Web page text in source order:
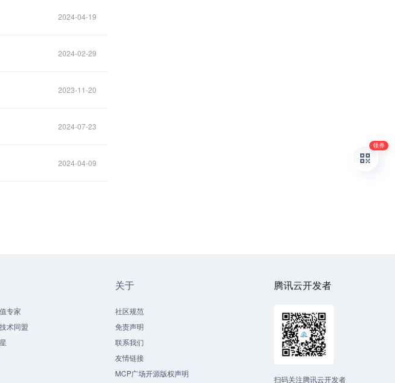
2024-04-19
2024-02-29
2023-11-20
2024-07-23
2024-04-09
专家
术同盟
关于
社区规范
免责声明
联系我们
友情链接
MCP广场开源版权声明
腾讯云开发者
扫码关注腾讯云开发者
领券